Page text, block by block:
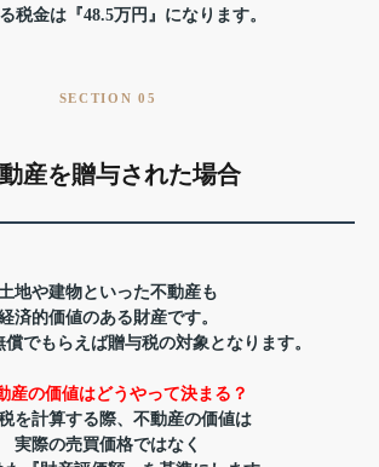
税金は『48.5万円』になります。
SECTION 05
産を贈与された場合
土地や建物といった不動産も
済的価値のある財産です。
償でもらえば贈与税の対象となります。
産の価値はどうやって決まる？
を計算する際、不動産の価値は
実際の売買価格ではなく